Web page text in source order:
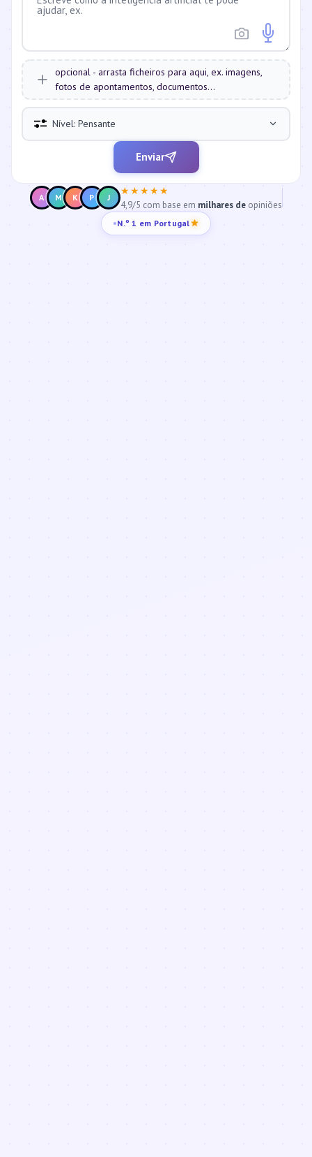
opcional - arrasta ficheiros para aqui, ex. imagens,
fotos de apontamentos, documentos...
Nível: Pensante
Enviar
A M K P J
★★★★★
4,9/5 com base em milhares deopiniões
N.º 1 em Portugal